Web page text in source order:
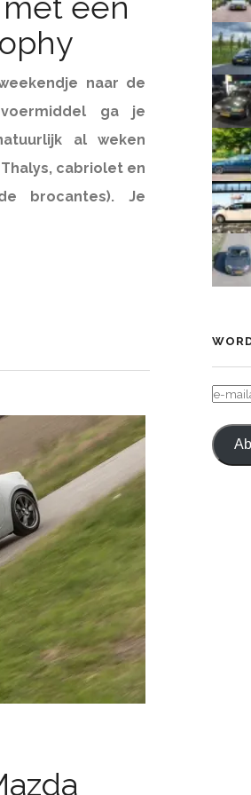
naar de
ga je
al weken
cabriolet en
brocantes). Je
E-